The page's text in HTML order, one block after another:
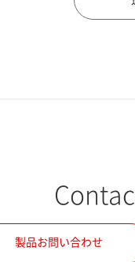
製品お問い合わせ